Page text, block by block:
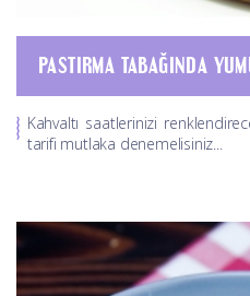
PASTIRMA TABAĞINDA
Kahvaltı saatlerinizi
tarifi mutlaka denemelisiniz...